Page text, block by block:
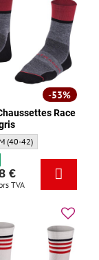
53%
Race
Race Crew Wool
Bontrager Chaussettes
M (40-42)
€
TVA